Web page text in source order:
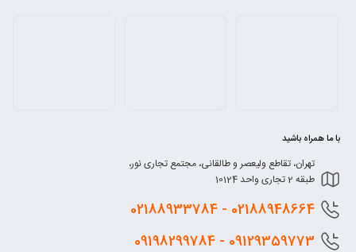
با ما همراه باشید
تهران، تقاطع ولیعصر و طالقانی، مجتمع تجاری نور،
طبقه 2 تجاری واحد 10124
02188948664 - 02188933784
09129359773 - 09198299784